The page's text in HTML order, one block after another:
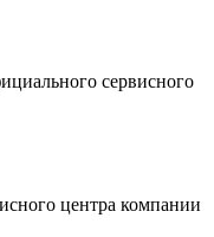
сервисного
центра компании